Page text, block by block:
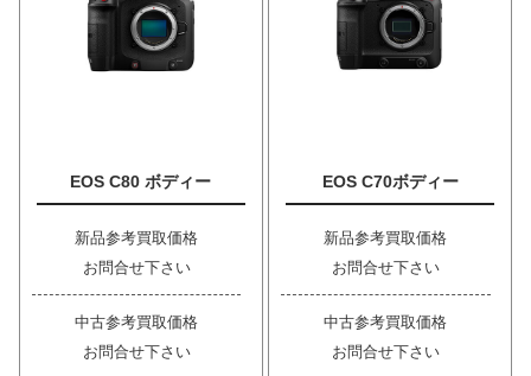
EOS C80 ボディー
新品参考買取価格
お問合せ下さい
中古参考買取価格
お問合せ下さい
EOS C70ボディー
新品参考買取価格
お問合せ下さい
中古参考買取価格
お問合せ下さい